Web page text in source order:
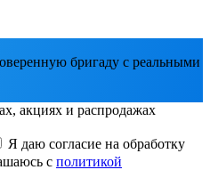
бригаду с реальными
акциях и распродажах
Я даю согласие на обработку
с политикой